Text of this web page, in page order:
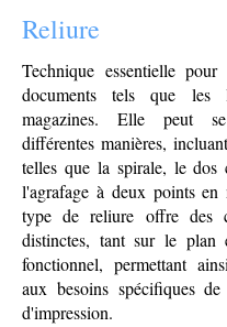
Reliure
Technique essentielle pour
documents tels que
magazines. Elle peut
différentes manières,
telles que la spirale, le dos
l'agrafage à deux points en
type de reliure offre des
distinctes, tant sur le plan
fonctionnel, permettant
aux besoins spécifiques
d'impression.